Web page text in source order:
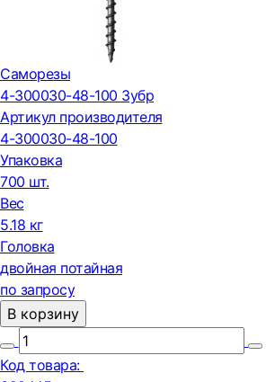
Саморезы
4-300030-48-100 Зубр
Артикул производителя
4-300030-48-100
Упаковка
700 шт.
Вес
5.18 кг
Головка
двойная потайная
по запросу
В корзину
Код товара: